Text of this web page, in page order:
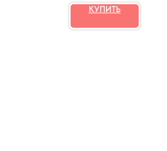
КУПИТЬ